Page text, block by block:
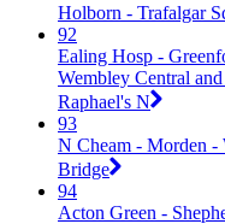
Holborn - Trafalgar
92
Ealing Hosp -
Wembley Central
Raphael's N
93
N Cheam - Morden -
Bridge
94
Acton Green -